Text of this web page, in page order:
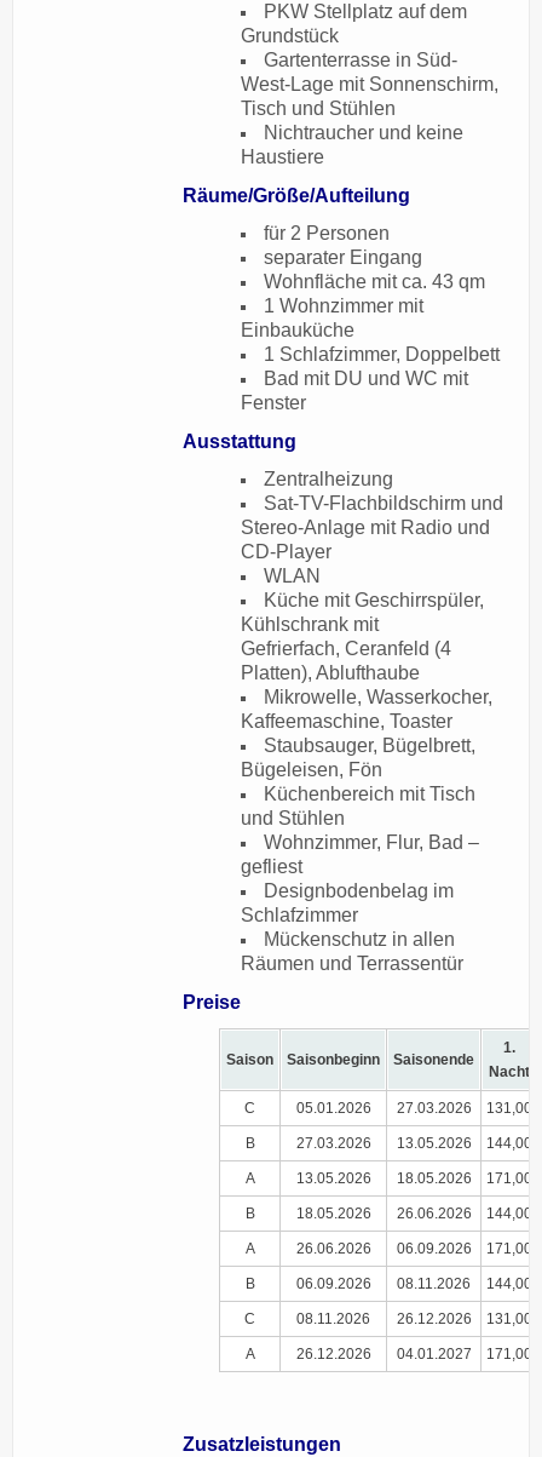
PKW Stellplatz auf dem
Grundstück
Gartenterrasse in Süd-
West-Lage mit Sonnenschirm,
Tisch und Stühlen
Nichtraucher und keine
Haustiere
Räume/Größe/Aufteilung
für 2 Personen
separater Eingang
Wohnfläche mit ca. 43 qm
1 Wohnzimmer mit
Einbauküche
1 Schlafzimmer, Doppelbett
Bad mit DU und WC mit
Fenster
Ausstattung
Zentralheizung
Sat-TV-Flachbildschirm und
Stereo-Anlage mit Radio und
CD-Player
WLAN
Küche mit Geschirrspüler,
Kühlschrank mit
Gefrierfach, Ceranfeld (4
Platten), Ablufthaube
Mikrowelle, Wasserkocher,
Kaffeemaschine, Toaster
Staubsauger, Bügelbrett,
Bügeleisen, Fön
Küchenbereich mit Tisch
und Stühlen
Wohnzimmer, Flur, Bad –
gefliest
Designbodenbelag im
Schlafzimmer
Mückenschutz in allen
Räumen und Terrassentür
Preise
Saison Saisonbeginn Saisonende
1.
Nacht
C 05.01.2026 27.03.2026 131,00
B 27.03.2026 13.05.2026 144,00
A 13.05.2026 18.05.2026 171,00
B 18.05.2026 26.06.2026 144,00
A 26.06.2026 06.09.2026 171,00
B 06.09.2026 08.11.2026 144,00
C 08.11.2026 26.12.2026 131,00
A 26.12.2026 04.01.2027 171,00
Zusatzleistungen